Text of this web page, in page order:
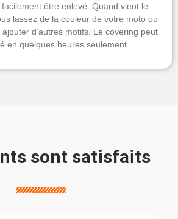
être enlevé. Quand vient le
lassez de la couleur de votre moto ou
d’autres motifs. Le covering peut
en quelques heures seulement.
sont satisfaits